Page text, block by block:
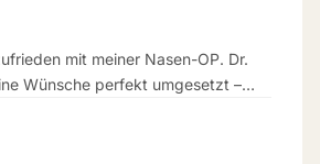
mit meiner Nasen-OP. Dr.
Wünsche perfekt umgesetzt –